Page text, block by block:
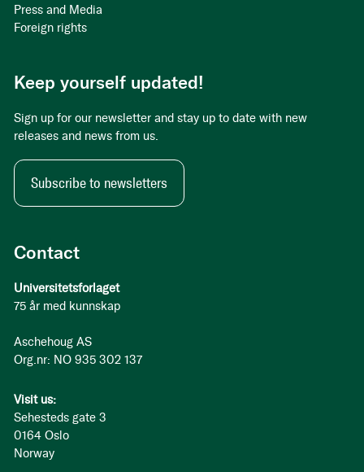
Contact
Universitetsforlaget
75 år med kunnskap
Aschehoug AS
Org.nr: NO 935 302 137
Visit us:
Sehesteds gate 3
0164 Oslo
Norway
Press and Media
Foreign rights
Keep yourself updated!
Sign up for our newsletter and stay up to date with new
releases and news from us.
Subscribe to newsletters